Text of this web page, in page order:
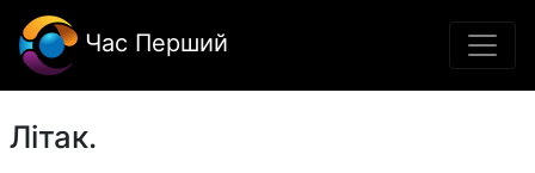
Час Перший
Літак.